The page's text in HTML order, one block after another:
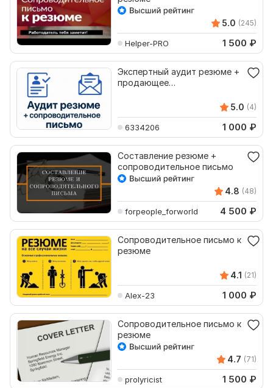
5.0 (245)
Helper-PRO 1 500 ₽
Экспертный аудит резюме +
продающее
5.0 (4)
6334206 1 000 ₽
Составление резюме +
сопроводительное письмо
4.8 (48)
forpeople_forworld 4 500 ₽
Сопроводительное письмо к
резюме
4.1 (21)
Alex-23 1 000 ₽
Сопроводительное письмо к
резюме
4.7 (71)
prolyricist 1 500 ₽